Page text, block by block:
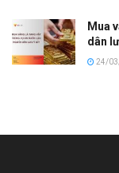
Mua
dân
24/